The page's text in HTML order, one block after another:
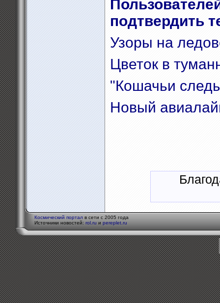
подтвердить
Узоры на
Цветок в
"Кошачьи
Новый
Космический портал в сети с 2005 года
Источники новостей: rol.ru и pereplet.ru